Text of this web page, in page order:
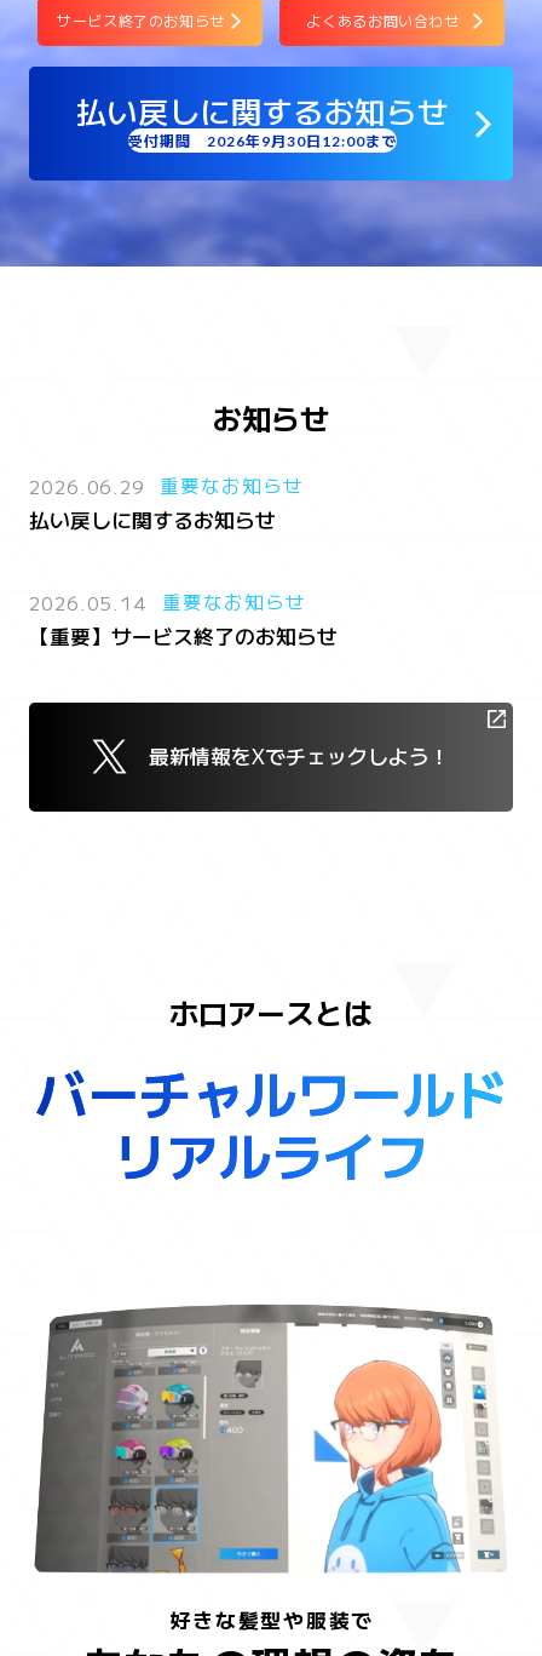
サービス終了のお知らせ よくあるお問い合わせ
払い戻しに関するお知らせ
受付期間 2026年9月30日12:00まで
お知らせ
2026.06.29 重要なお知らせ
払い戻しに関するお知らせ
2026.05.14 重要なお知らせ
【重要】サービス終了のお知らせ
最新情報をXでチェックしよう！
ホロアースとは
バーチャルワールド
リアルライフ
バーチャルワールド
リアルライフ
好きな髪型や服装で